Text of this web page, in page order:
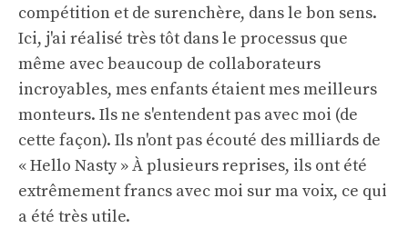
compétition et de surenchère, dans le bon sens.
Ici, j'ai réalisé très tôt dans le processus que
même avec beaucoup de collaborateurs
incroyables, mes enfants étaient mes meilleurs
monteurs. Ils ne s'entendent pas avec moi (de
cette façon). Ils n'ont pas écouté des milliards de
« Hello Nasty » À plusieurs reprises, ils ont été
extrêmement francs avec moi sur ma voix, ce qui
a été très utile.